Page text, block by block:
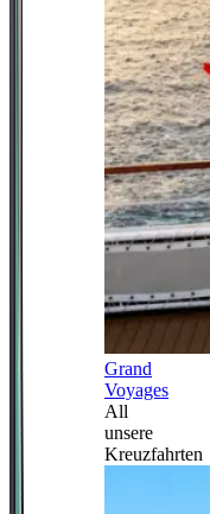
Grand
Voyages
All
unsere
Kreuzfahrten